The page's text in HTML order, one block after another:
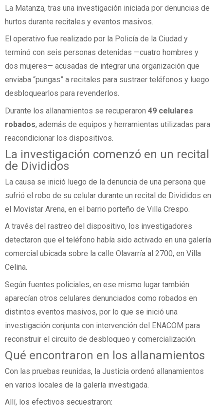
La Matanza, tras una investigación iniciada por denuncias de
hurtos durante recitales y eventos masivos.
El operativo fue realizado por la Policía de la Ciudad y
terminó con seis personas detenidas —cuatro hombres y
dos mujeres— acusadas de integrar una organización que
enviaba “pungas” a recitales para sustraer teléfonos y luego
desbloquearlos para revenderlos.
Durante los allanamientos se recuperaron 49 celulares
robados, además de equipos y herramientas utilizadas para
reacondicionar los dispositivos.
La investigación comenzó en un recital
de Divididos
La causa se inició luego de la denuncia de una persona que
sufrió el robo de su celular durante un recital de Divididos en
el Movistar Arena, en el barrio porteño de Villa Crespo.
A través del rastreo del dispositivo, los investigadores
detectaron que el teléfono había sido activado en una galería
comercial ubicada sobre la calle Olavarría al 2700, en Villa
Celina.
Según fuentes policiales, en ese mismo lugar también
aparecían otros celulares denunciados como robados en
distintos eventos masivos, por lo que se inició una
investigación conjunta con intervención del ENACOM para
reconstruir el circuito de desbloqueo y comercialización.
Qué encontraron en los allanamientos
Con las pruebas reunidas, la Justicia ordenó allanamientos
en varios locales de la galería investigada.
Allí, los efectivos secuestraron: